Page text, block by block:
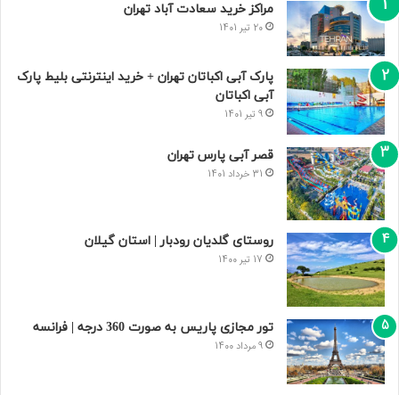
مراکز خرید سعادت‌ آباد تهران
20 تیر 1401
پارک آبی اکباتان تهران + خرید اینترنتی بلیط پارک
آبی اکباتان
9 تیر 1401
قصر آبی پارس تهران
31 خرداد 1401
روستای گلدیان رودبار | استان گیلان
17 تیر 1400
تور مجازی پاریس به صورت 360 درجه | فرانسه
9 مرداد 1400